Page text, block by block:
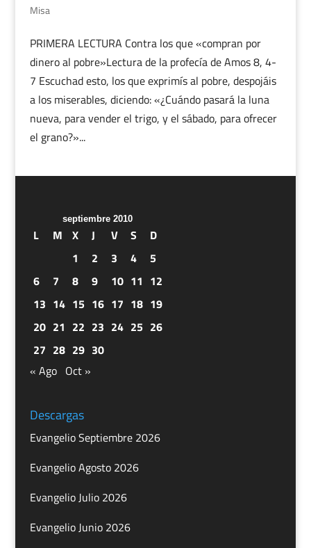
Misa
PRIMERA LECTURA Contra los que «compran por
dinero al pobre»Lectura de la profecía de Amos 8, 4-
7 Escuchad esto, los que exprimís al pobre, despojáis
a los miserables, diciendo: «¿Cuándo pasará la luna
nueva, para vender el trigo, y el sábado, para ofrecer
el grano?»...
septiembre 2010
L M X J V S
D
1
2 3 4
5
6
7 8 9 10 11 12
13 14 15 16 17 18 19
20 21 22 23 24 25 26
27 28 29 30
« Ago Oct »
Descargas
Evangelio Septiembre 2026
Evangelio Agosto 2026
Evangelio Julio 2026
Evangelio Junio 2026